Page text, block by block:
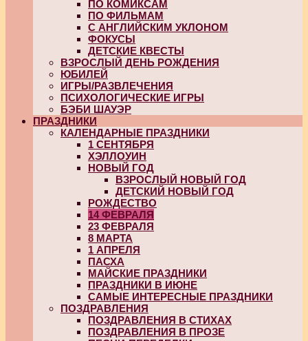
ПО КОМИКСАМ
ПО ФИЛЬМАМ
С АНГЛИЙСКИМ УКЛОНОМ
ФОКУСЫ
ДЕТСКИЕ КВЕСТЫ
ВЗРОСЛЫЙ ДЕНЬ РОЖДЕНИЯ
ЮБИЛЕЙ
ИГРЫ/РАЗВЛЕЧЕНИЯ
ПСИХОЛОГИЧЕСКИЕ ИГРЫ
БЭБИ ШАУЭР
ПРАЗДНИКИ
КАЛЕНДАРНЫЕ ПРАЗДНИКИ
1 СЕНТЯБРЯ
ХЭЛЛОУИН
НОВЫЙ ГОД
ВЗРОСЛЫЙ НОВЫЙ ГОД
ДЕТСКИЙ НОВЫЙ ГОД
РОЖДЕСТВО
14 ФЕВРАЛЯ
23 ФЕВРАЛЯ
8 МАРТА
1 АПРЕЛЯ
ПАСХА
МАЙСКИЕ ПРАЗДНИКИ
ПРАЗДНИКИ В ИЮНЕ
САМЫЕ ИНТЕРЕСНЫЕ ПРАЗДНИКИ
ПОЗДРАВЛЕНИЯ
ПОЗДРАВЛЕНИЯ В СТИХАХ
ПОЗДРАВЛЕНИЯ В ПРОЗЕ